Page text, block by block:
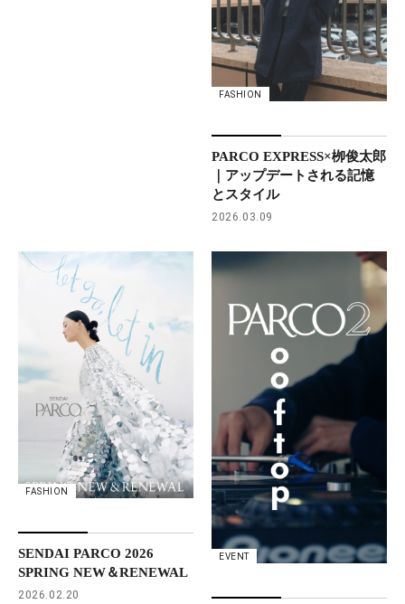
FASHION
PARCO EXPRESS×栁俊太郎
｜アップデートされる記憶
とスタイル
2026.03.09
FASHION
SENDAI PARCO 2026
SPRING NEW＆RENEWAL
2026.02.20
EVENT